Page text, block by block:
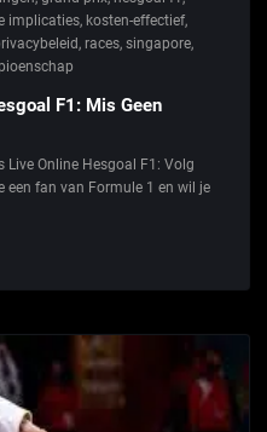
implicaties, kosten-effectief,
, races, singapore,
F1: Mis Geen
Live Online Hesgoal F1: Volg
een fan van Formule 1 en wil je